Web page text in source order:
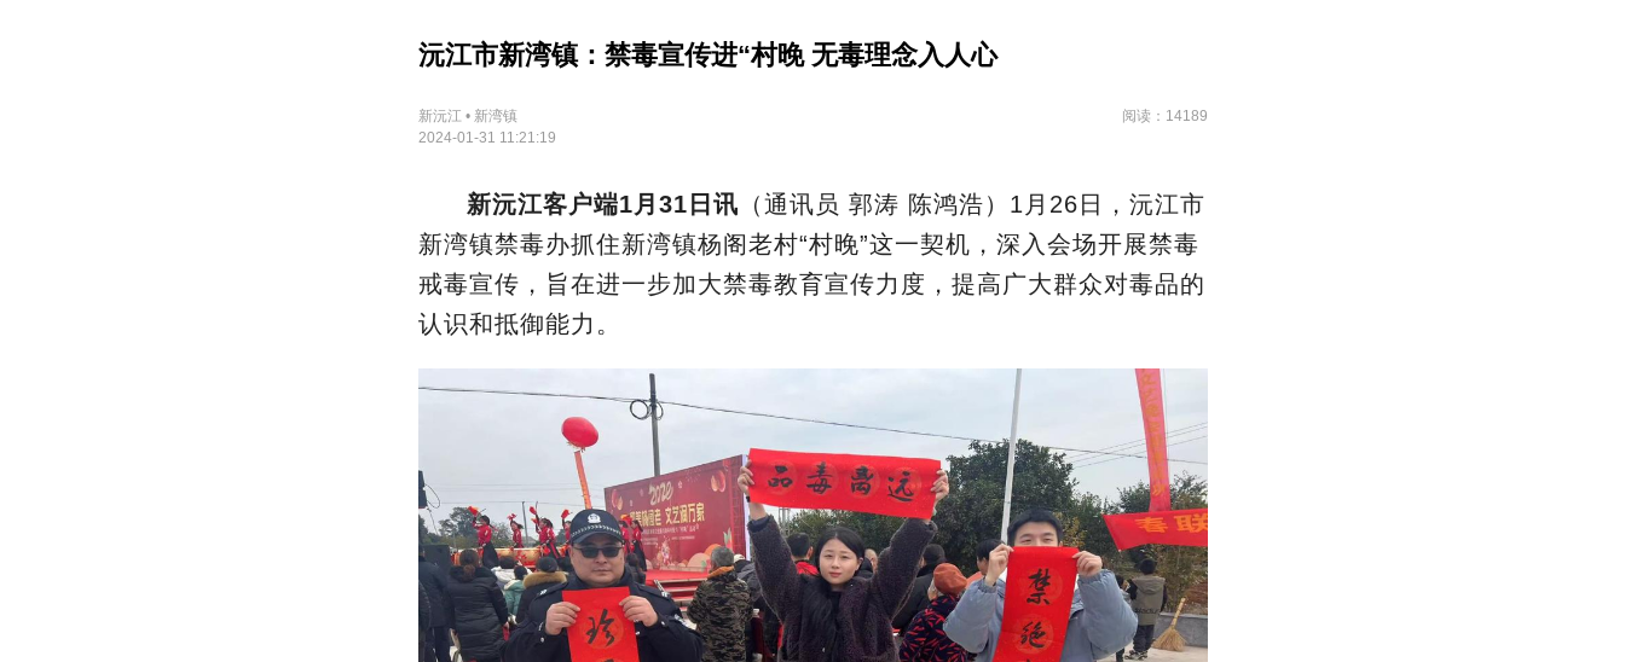
沅江市新湾镇：禁毒宣传进“村晚 无毒理念入人心
新沅江 • 新湾镇
阅读：14189
2024-01-31 11:21:19
新沅江客户端1月31日讯 （通讯员 郭涛 陈鸿浩） 1月26日 ， 沅江市
新湾镇禁毒办抓住新湾镇杨阁老村“村晚”这一契机， 深入 会场开展禁毒
戒毒宣传，旨在进一步加大禁毒教育宣传力度，提高广大群众对毒品的
认识和抵御能力。